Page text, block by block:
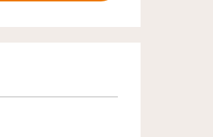
奉納された可愛いこ
ックからコースを選